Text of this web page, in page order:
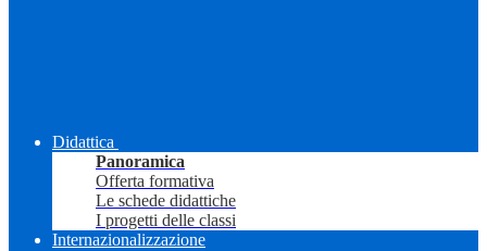
Didattica
Panoramica
Offerta formativa
Le schede didattiche
I progetti delle classi
Internazionalizzazione